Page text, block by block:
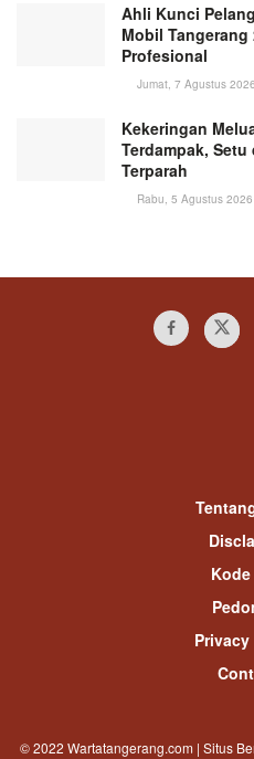
Ahli Kunci
Mobil Tangerang
Profesional
Jumat, 7 Agustus
Kekeringan
Terdampak,
Terparah
Rabu, 5 Agustus
© 2022 Wartatangerang.com | Situs